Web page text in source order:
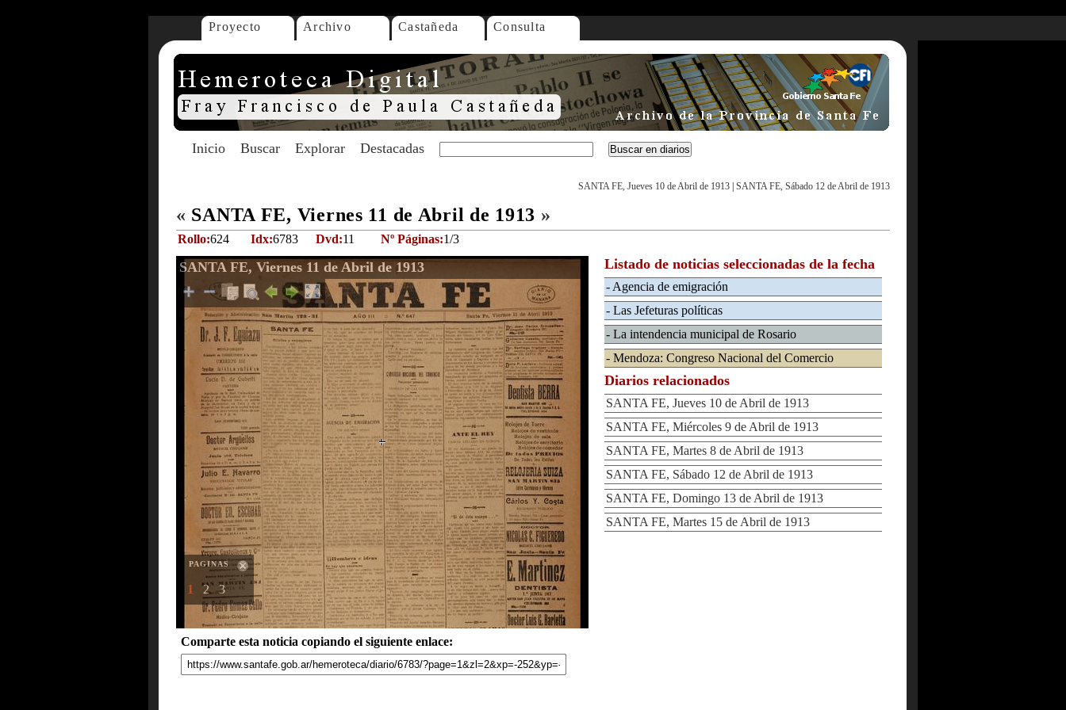
Proyecto Archivo Castañeda Consulta
Inicio Buscar Explorar Destacadas
SANTA FE, Jueves 10 de Abril de 1913 SANTA FE, Sábado 12 de Abril de 1913
« SANTA FE, Viernes 11 de Abril de 1913 »
Rollo:624 Idx:6783 Dvd:11 Nº Páginas:1/3
SANTA FE, Viernes 11 de Abril de 1913
PAGINAS
1 2 3
Comparte esta noticia copiando el siguiente enlace:
Listado de noticias seleccionadas de la fecha
- Agencia de emigración
- Las Jefeturas políticas
- La intendencia municipal de Rosario
- Mendoza: Congreso Nacional del Comercio
Diarios relacionados
SANTA FE, Jueves 10 de Abril de 1913
SANTA FE, Miércoles 9 de Abril de 1913
SANTA FE, Martes 8 de Abril de 1913
SANTA FE, Sábado 12 de Abril de 1913
SANTA FE, Domingo 13 de Abril de 1913
SANTA FE, Martes 15 de Abril de 1913